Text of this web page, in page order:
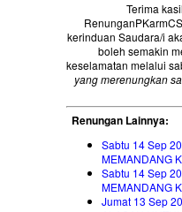
Terima
kerinduan Saudara/i
boleh semakin
keselamatan melalui
yang merenungkan
Renungan Lainnya:
Sabtu 14 Sep
MEMANDANG
Sabtu 14 Sep
MEMANDANG
Jumat 13 Sep